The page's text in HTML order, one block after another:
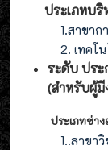
ประเภทบริ
1.สาขา
2. เทคโ
ระดับ ปร
(สำหรับผู้มี
ประเภทช่า
1..สาขา